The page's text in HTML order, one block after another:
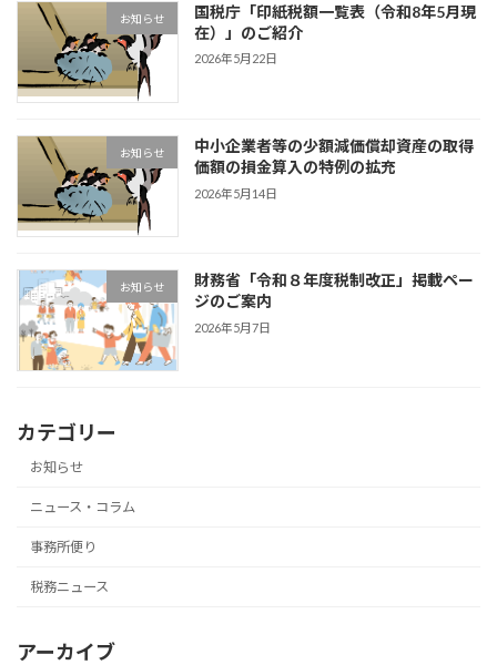
お知らせ
国税庁「印紙税額一覧表（令和8年5月現
在）」のご紹介
2026年5月22日
お知らせ
中小企業者等の少額減価償却資産の取得
価額の損金算入の特例の拡充
2026年5月14日
お知らせ
財務省「令和８年度税制改正」掲載ペー
ジのご案内
2026年5月7日
カテゴリー
お知らせ
ニュース・コラム
事務所便り
税務ニュース
アーカイブ